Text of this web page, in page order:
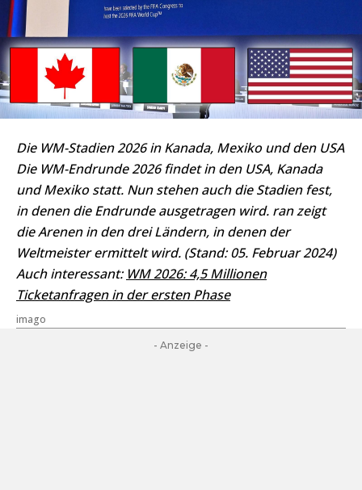
Die WM-Stadien 2026 in Kanada, Mexiko und den USA
Die WM-Endrunde 2026 findet in den USA, Kanada
und Mexiko statt. Nun stehen auch die Stadien fest,
in denen die Endrunde ausgetragen wird. ran zeigt
die Arenen in den drei Ländern, in denen der
Weltmeister ermittelt wird. (Stand: 05. Februar 2024)
Auch interessant: WM 2026: 4,5 Millionen
Ticketanfragen in der ersten Phase
imago
- Anzeige -